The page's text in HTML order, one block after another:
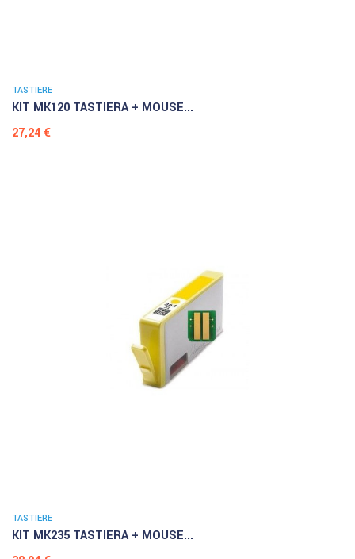
TASTIERE
KIT MK120 TASTIERA + MOUSE...
Prezzo
27,24 €
TASTIERE
KIT MK235 TASTIERA + MOUSE...